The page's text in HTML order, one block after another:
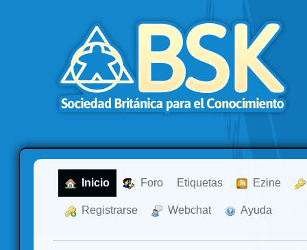
Inicio Foro Etiquetas Ezine
Registrarse Webchat Ayuda